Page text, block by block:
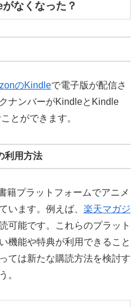
なくなった？
のKindleで電子版が配信さ
ナンバーがKindleとKindle
とができます。
利用方法
籍プラットフォームでアニメ
います。例えば、 楽天マガジ
可能です。これらのプラット
機能や特典が利用できること
ては新たな購読方法を検討す
。